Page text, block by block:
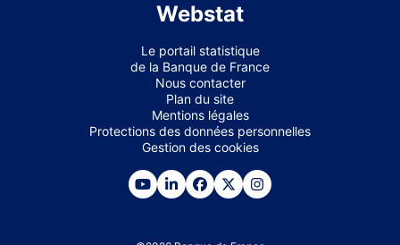
Webstat
Le portail statistique
de la Banque de France
Nous contacter
Plan du site
Mentions légales
Protections des données personnelles
Gestion des cookies